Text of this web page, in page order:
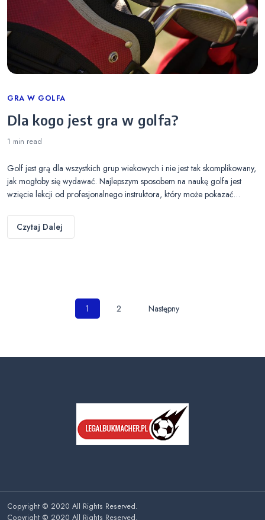
Categories
GRA W GOLFA
Dla kogo jest gra w golfa?
1 min read
Golf jest grą dla wszystkich grup wiekowych i nie jest tak skomplikowany,
jak mogłoby się wydawać. Najlepszym sposobem na naukę golfa jest
wzięcie lekcji od profesjonalnego instruktora, który może pokazać…
Czytaj Dalej
Nawigacja
1 2 Następny
Copyright © 2020 All Rights Reserved.
Copyright © 2020 All Rights Reserved.